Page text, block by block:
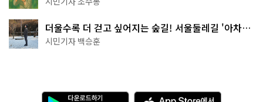
더울수록 더 걷고 싶어지는 숲길! 서울둘레길 '아차산
코스'
시민기자 백승훈
다 A